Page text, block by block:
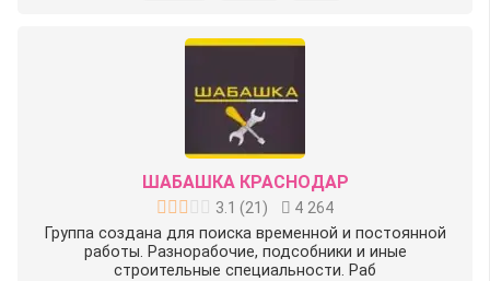
ШАБАШКА КРАСНОДАР
3.1 (21 )
4 264
Группа создана для поиска временной и постоянной
работы. Разнорабочие, подсобники и иные
строительные специальности. Раб